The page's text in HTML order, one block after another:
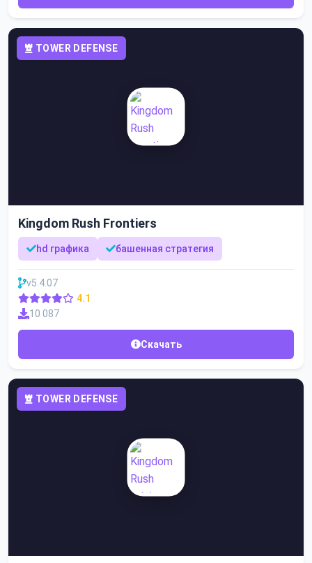
TOWER DEFENSE
Kingdom Rush Frontiers
hd графика башенная стратегия
v5.4.07
4.1
10 087
Скачать
TOWER DEFENSE